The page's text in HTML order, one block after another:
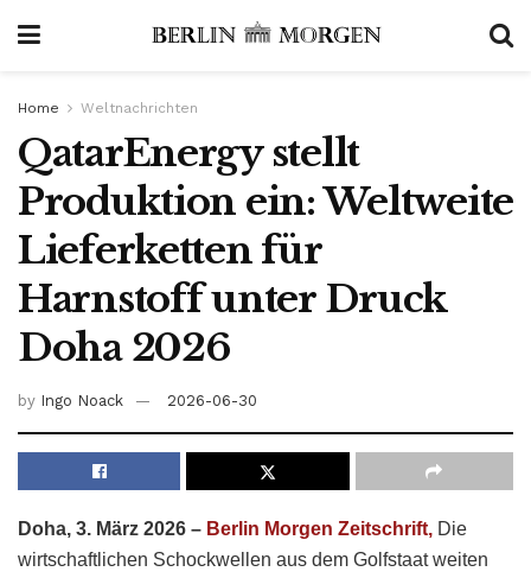
Home Weltnachrichten
QatarEnergy stellt
Produktion ein: Weltweite
Lieferketten für
Harnstoff unter Druck
Doha 2026
by Ingo Noack 2026-06-30
Doha, 3. März 2026 – Berlin Morgen Zeitschrift, Die
wirtschaftlichen Schockwellen aus dem Golfstaat weiten